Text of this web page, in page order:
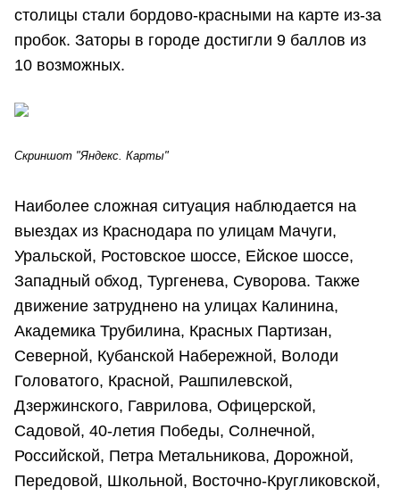
столицы стали бордово-красными на карте из-за
пробок. Заторы в городе достигли 9 баллов из
10 возможных.
Скриншот "Яндекс. Карты"
Наиболее сложная ситуация наблюдается на
выездах из Краснодара по улицам Мачуги,
Уральской, Ростовское шоссе, Ейское шоссе,
Западный обход, Тургенева, Суворова. Также
движение затруднено на улицах Калинина,
Академика Трубилина, Красных Партизан,
Северной, Кубанской Набережной, Володи
Головатого, Красной, Рашпилевской,
Дзержинского, Гаврилова, Офицерской,
Садовой, 40-летия Победы, Солнечной,
Российской, Петра Метальникова, Дорожной,
Передовой, Школьной, Восточно-Кругликовской,